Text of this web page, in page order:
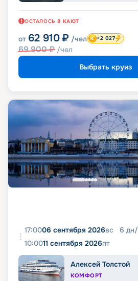
ОСТАЛОСЬ 8 КАЮТ
от 62 910 ₽ /чел
69 900₽ /чел
+2 027
Выбрать круиз
17:0006 сентября 2026вс 6 дн/
10:0011 сентября 2026пт
Алексей Толстой
КОМФОРТ